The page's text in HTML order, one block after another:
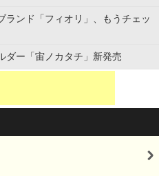
ランド「フィオリ」、もうチェッ
ダー「宙ノカタチ」新発売